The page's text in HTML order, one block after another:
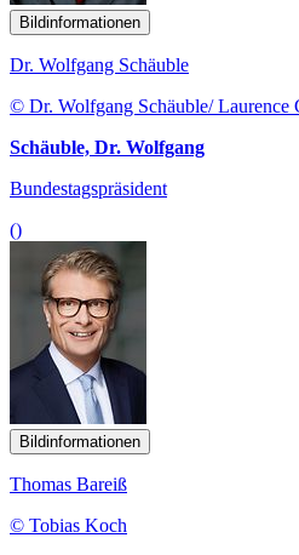
Bildinformationen
Dr. Wolfgang Schäuble
© Dr. Wolfgang Schäuble/ Laurence
Schäuble, Dr. Wolfgang
Bundestagspräsident
()
Bildinformationen
Thomas Bareiß
© Tobias Koch